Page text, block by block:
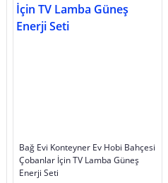
Bağ Evi Konteyner Ev Hobi Bahçesi
Çobanlar İçin TV Lamba Güneş
Enerji Seti